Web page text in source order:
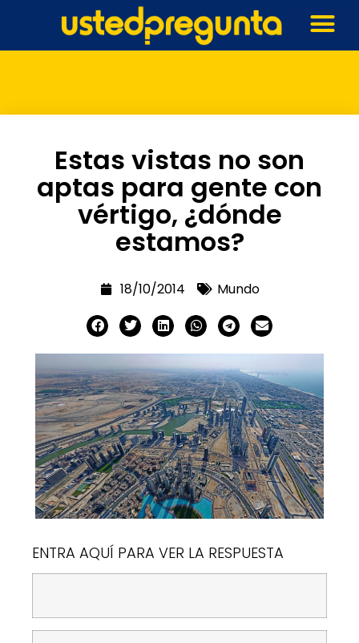
Estas vistas no son
aptas para gente con
vértigo, ¿dónde
estamos?
18/10/2014 Mundo
ENTRA AQUÍ PARA VER LA RESPUESTA